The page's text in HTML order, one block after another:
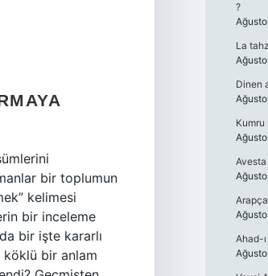
bir toplumun
kelimesi
bir inceleme
bir işte kararlı
köklü bir anlam
?
La
Dinen
Kumru
Ahad-